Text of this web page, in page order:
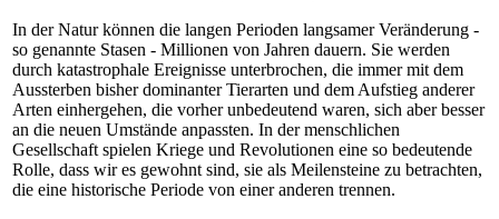
In der Natur können die langen Perioden langsamer Veränderung -
so genannte Stasen - Millionen von Jahren dauern. Sie werden
durch katastrophale Ereignisse unterbrochen, die immer mit dem
Aussterben bisher dominanter Tierarten und dem Aufstieg anderer
Arten einhergehen, die vorher unbedeutend waren, sich aber besser
an die neuen Umstände anpassten. In der menschlichen
Gesellschaft spielen Kriege und Revolutionen eine so bedeutende
Rolle, dass wir es gewohnt sind, sie als Meilensteine zu betrachten,
die eine historische Periode von einer anderen trennen.